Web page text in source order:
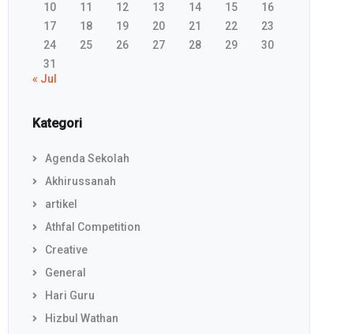
10
11 12 13 14 15
16
17
18 19 20 21 22
23
24
25 26 27 28 29
30
31
« Jul
Kategori
Agenda Sekolah
Akhirussanah
artikel
Athfal Competition
Creative
General
Hari Guru
Hizbul Wathan